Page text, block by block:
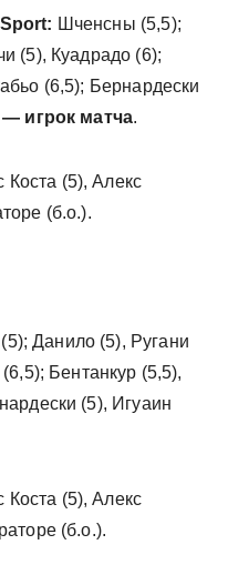
Шченсны (5,5);
(5), Куадрадо (6);
(6,5); Бернардески
— игрок матча.
Коста (5), Алекс
(б.о.).
Данило (5), Ругани
Бентанкур (5,5),
(5), Игуаин
Коста (5), Алекс
(б.о.).